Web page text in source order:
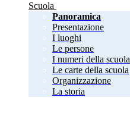
Scuola
Panoramica
Presentazione
I luoghi
Le persone
I numeri della scuola
Le carte della scuola
Organizzazione
La storia